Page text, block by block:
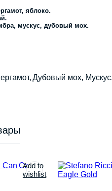
яблоко.
мускус, дубовый мох.
Дубовый мох,
Add to
wishlist